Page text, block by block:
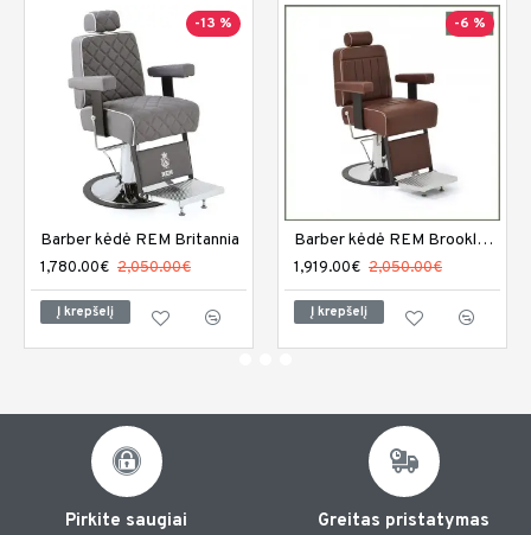
-13 %
Barber kėdė REM Britannia
1,780.00€ 2,050.00€
Į krepšelį
-6 %
Barber kėdė REM Brookland
1,919.00€ 2,050.00€
Į krepšelį
Pirkite saugiai Greitas pristatymas